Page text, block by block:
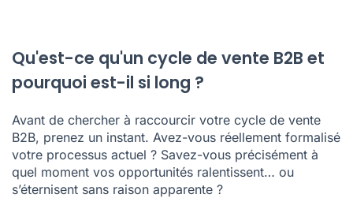
Qu'est-ce qu'un cycle de vente B2B et
pourquoi est-il si long ?
Avant de chercher à raccourcir votre cycle de vente
B2B, prenez un instant. Avez-vous réellement formalisé
votre processus actuel ? Savez-vous précisément à
quel moment vos opportunités ralentissent… ou
s’éternisent sans raison apparente ?